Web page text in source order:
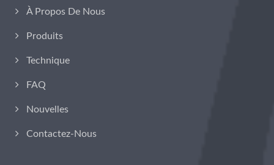
À Propos De Nous
Produits
Technique
FAQ
Nouvelles
Contactez-Nous